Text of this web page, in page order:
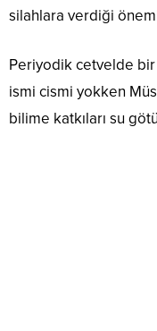
silahlara verdiği
Periyodik cetvelde
ismi cismi yokken
bilime katkıları su